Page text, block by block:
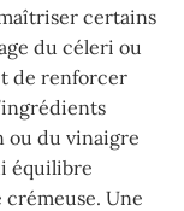
certains
du céleri ou
de renforcer
ou du vinaigre
équilibre
crémeuse. Une